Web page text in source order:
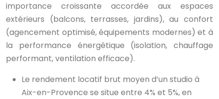
importance croissante accordée aux espaces
extérieurs (balcons, terrasses, jardins), au confort
(agencement optimisé, équipements modernes) et à
la performance énergétique (isolation, chauffage
performant, ventilation efficace).
Le rendement locatif brut moyen d’un studio à
Aix-en-Provence se situe entre 4% et 5%, en